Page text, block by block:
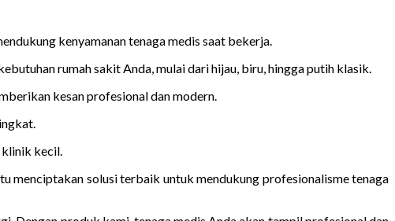
kenyamanan tenaga medis saat bekerja.
rumah sakit Anda, mulai dari hijau, biru, hingga putih klasik.
kesan profesional dan modern.
kecil.
menciptakan solusi terbaik untuk mendukung profesionalisme tenaga